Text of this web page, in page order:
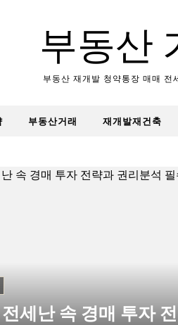
부동산
부동산 재개발 청약통장 매매 전
부동산거래 재개발재건축
세난 속 경매 투자